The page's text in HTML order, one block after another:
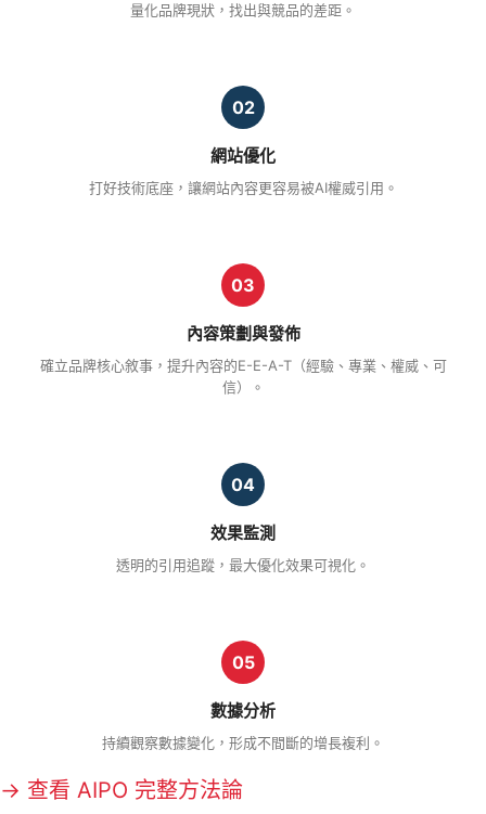
量化品牌現狀，找出與競品的差距。
02
網站優化
打好技術底座，讓網站內容更容易被AI權威引用。
03
內容策劃與發佈
確立品牌核心敘事，提升內容的E-E-A-T（經驗、專業、權威、可
信）。
04
效果監測
透明的引用追蹤，最大優化效果可視化。
05
數據分析
持續觀察數據變化，形成不間斷的增長複利。
→ 查看 AIPO 完整方法論